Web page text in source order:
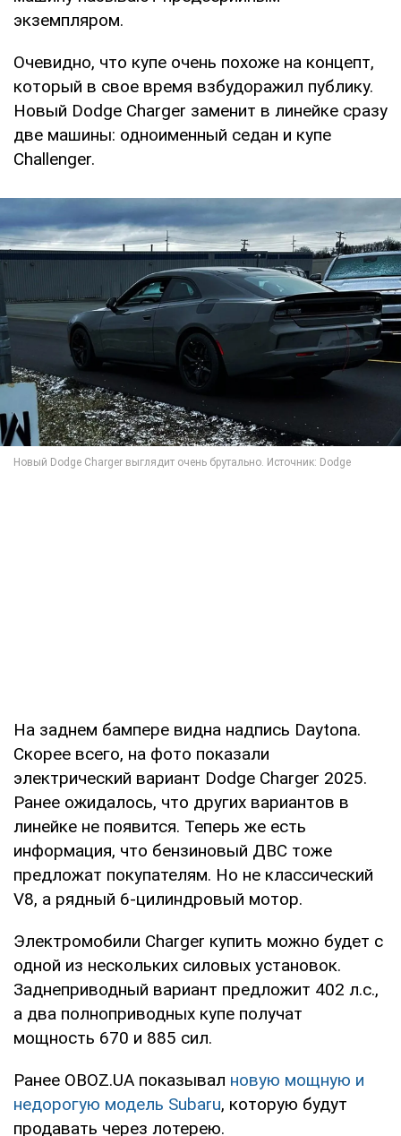
экземпляром.
Очевидно, что купе очень похоже на концепт,
который в свое время взбудоражил публику.
Новый Dodge Charger заменит в линейке сразу
две машины: одноименный седан и купе
Challenger.
На заднем бампере видна надпись Daytona.
Скорее всего, на фото показали
электрический вариант Dodge Charger 2025.
Ранее ожидалось, что других вариантов в
линейке не появится. Теперь же есть
информация, что бензиновый ДВС тоже
предложат покупателям. Но не классический
V8, а рядный 6-цилиндровый мотор.
Электромобили Charger купить можно будет с
одной из нескольких силовых установок.
Заднеприводный вариант предложит 402 л.с.,
а два полноприводных купе получат
мощность 670 и 885 сил.
Ранее OBOZ.UA показывал новую мощную и
недорогую модель Subaru, которую будут
продавать через лотерею.